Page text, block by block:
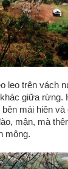
leo trên vách
giữa rừng.
mái hiên và
mận, mà
mông.